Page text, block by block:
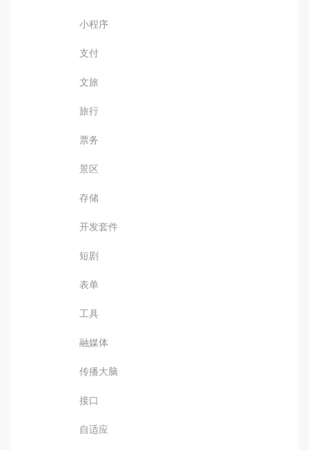
小程序
支付
文旅
旅行
票务
景区
存储
开发套件
短剧
表单
工具
融媒体
传播大脑
接口
自适应